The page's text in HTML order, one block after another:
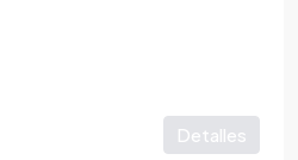
Detalles